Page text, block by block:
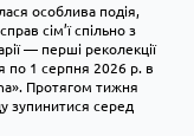
особлива подія,
сім’ї спільно з
— перші реколекції
по 1 серпня 2026 р. в
Протягом тижня
зупинитися серед